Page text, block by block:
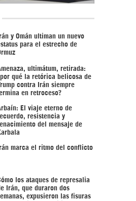
y Omán ultiman un nuevo
para el estrecho de
ultimátum, retirada:
qué la retórica belicosa de
contra Irán siempre
en retroceso?
El viaje eterno de
resistencia y
del mensaje de
marca el ritmo del conflicto
los ataques de represalia
Irán, que duraron dos
expusieron las fisuras